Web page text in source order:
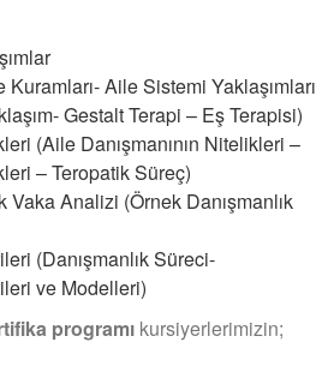
Aile Sistemi Yaklaşımları
Gestalt Terapi – Eş Terapisi)
(Aile Danışmanının Nitelikleri –
– Teropatik Süreç)
Analizi (Örnek Danışmanlık
(Danışmanlık Süreci-
ve Modelleri)
programı kursiyerlerimizin;